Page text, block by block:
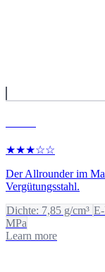
★★★☆☆
Der Allrounder im
Vergütungsstahl.
Dichte: 7,85 g/cm³
MPa
Learn more